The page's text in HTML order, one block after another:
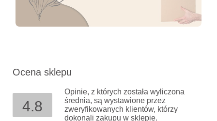
Ocena sklepu
4.8
Opinie, z których została wyliczona
średnia, są wystawione przez
zweryfikowanych klientów, którzy
dokonali zakupu w sklepie.